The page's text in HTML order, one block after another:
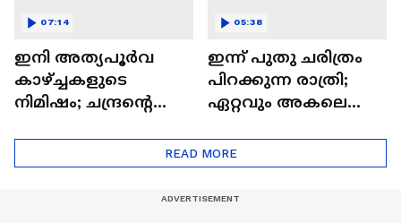
ഇനി അത്യപൂര്‍വ
കാഴ്ച്ചകളുടെ
നിമിഷം; ചന്ദ്രന്റെ
ഒറിയോണിന്റെ യാത്ര
ആരംഭിച്ചു
07:14
ഇന്ന് പുതു ചരിത്രം
പിറക്കുന്ന രാത്രി;
ഏറ്റവും അകലെ
05:38
READ MORE